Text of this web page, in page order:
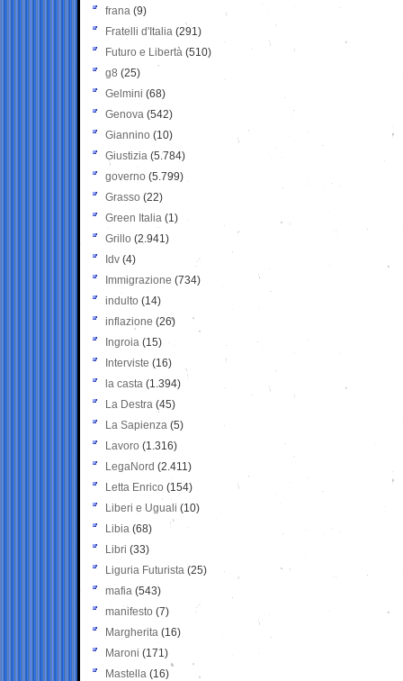
frana (9)
Fratelli d'Italia (291)
Futuro e Libertà (510)
g8 (25)
Gelmini (68)
Genova (542)
Giannino (10)
Giustizia (5.784)
governo (5.799)
Grasso (22)
Green Italia (1)
Grillo (2.941)
Idv (4)
Immigrazione (734)
indulto (14)
inflazione (26)
Ingroia (15)
Interviste (16)
la casta (1.394)
La Destra (45)
La Sapienza (5)
Lavoro (1.316)
LegaNord (2.411)
Letta Enrico (154)
Liberi e Uguali (10)
Libia (68)
Libri (33)
Liguria Futurista (25)
mafia (543)
manifesto (7)
Margherita (16)
Maroni (171)
Mastella (16)